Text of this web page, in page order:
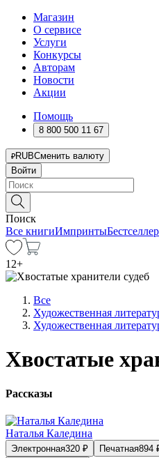
Магазин
О сервисе
Услуги
Конкурсы
Авторам
Новости
Акции
Помощь
8 800 500 11 67
RUBСменить валюту
Войти
Поиск
Все книгиИмпринты
12+
Все
Художественная
Художественная
Хвостатые
Рассказы
Наталья Каледина
Электронная320 ₽ Печатная894